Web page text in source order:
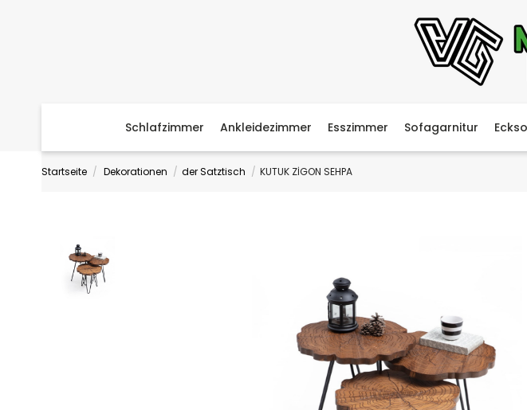
Schlafzimmer Ankleidezimmer Esszimmer Sofagarnitur
Startseite Dekorationen der Satztisch KUTUK ZİGON SEHPA